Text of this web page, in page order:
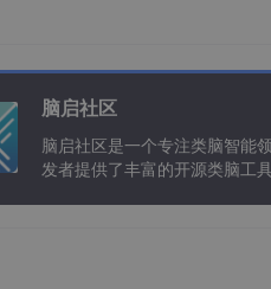
脑启社区
脑启社区是一个专注类脑智能
发者提供了丰富的开源类脑工